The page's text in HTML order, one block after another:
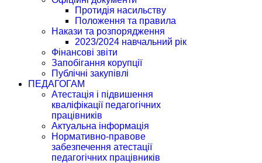
Протидія насильству
Положення та правила
Накази та розпорядження
2023/2024 навчальний рік
Фінансові звіти
Запобігання корупції
Публічні закупівлі
ПЕДАГОГАМ
Атестація і підвишення
кваліфікації педагогічних
працівників
Актуальна інформація
Нормативно-правове
забезпечення атестації
педагогічних працівників